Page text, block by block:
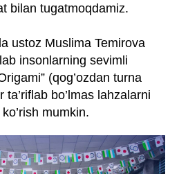
bilan tugatmoqdamiz.
ustoz Muslima Temirova
insonlarning sevimli
(qog’ozdan turna
ta’riflab bo’lmas lahzalarni
mumkin.